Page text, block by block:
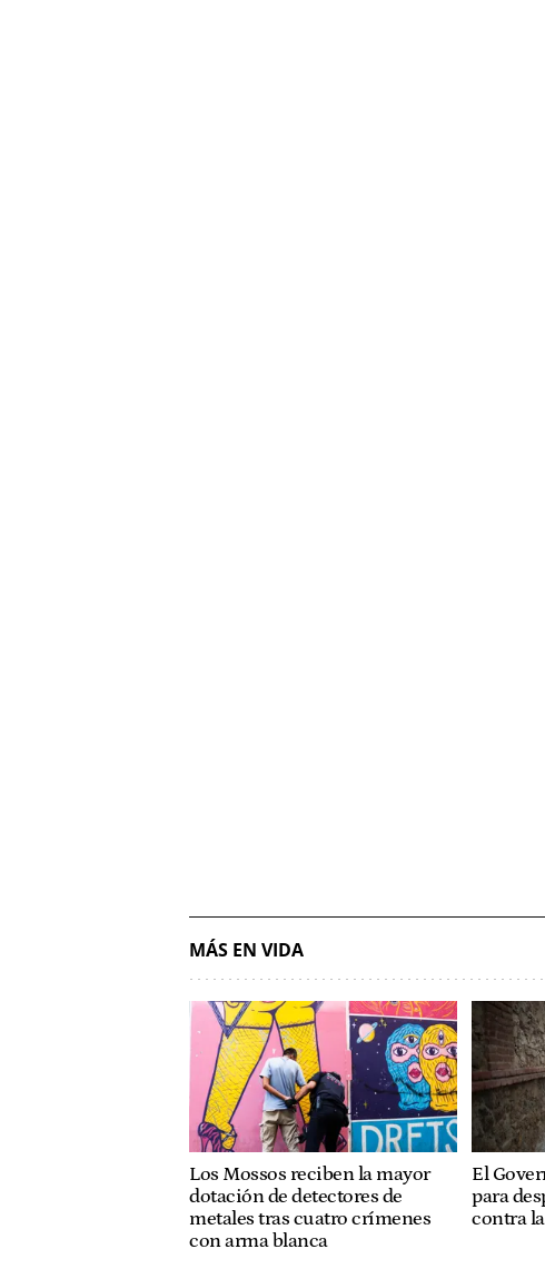
MÁS EN VIDA
Los Mossos reciben la mayor
dotación de detectores de
metales tras cuatro crímenes
con arma blanca
El
para
contra